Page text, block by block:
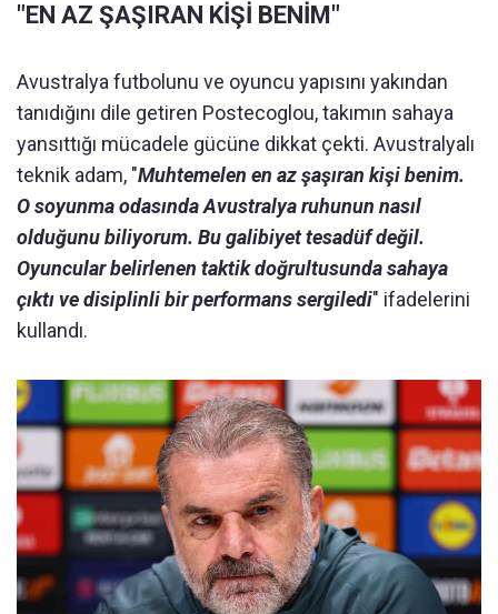
"EN AZ ŞAŞIRAN KİŞİ BENİM"
Avustralya futbolunu ve oyuncu yapısını yakından
tanıdığını dile getiren Postecoglou, takımın sahaya
yansıttığı mücadele gücüne dikkat çekti. Avustralyalı
teknik adam, "Muhtemelen en az şaşıran kişi benim.
O soyunma odasında Avustralya ruhunun nasıl
olduğunu biliyorum. Bu galibiyet tesadüf değil.
Oyuncular belirlenen taktik doğrultusunda sahaya
çıktı ve disiplinli bir performans sergiledi" ifadelerini
kullandı.